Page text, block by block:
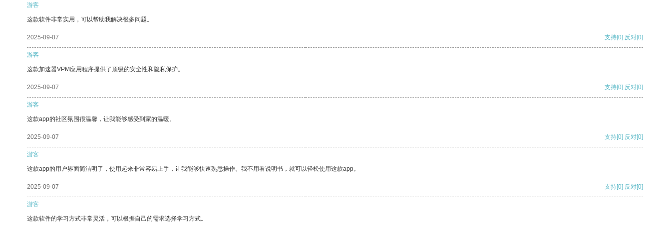
游客
这款软件非常实用，可以帮助我解决很多问题。
2025-09-07 支持[0] 反对[0]
游客
这款加速器VPM应用程序提供了顶级的安全性和隐私保护。
2025-09-07 支持[0] 反对[0]
游客
这款app的社区氛围很温馨，让我能够感受到家的温暖。
2025-09-07 支持[0] 反对[0]
游客
这款app的用户界面简洁明了，使用起来非常容易上手，让我能够快速熟悉操作。我不用看说明书，就可以轻松使用这款app。
2025-09-07 支持[0] 反对[0]
游客
这款软件的学习方式非常灵活，可以根据自己的需求选择学习方式。